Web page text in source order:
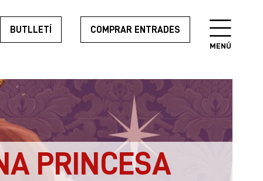
MENÚ
COMPRAR ENTRADES
BUTLLETÍ
PRINCESA